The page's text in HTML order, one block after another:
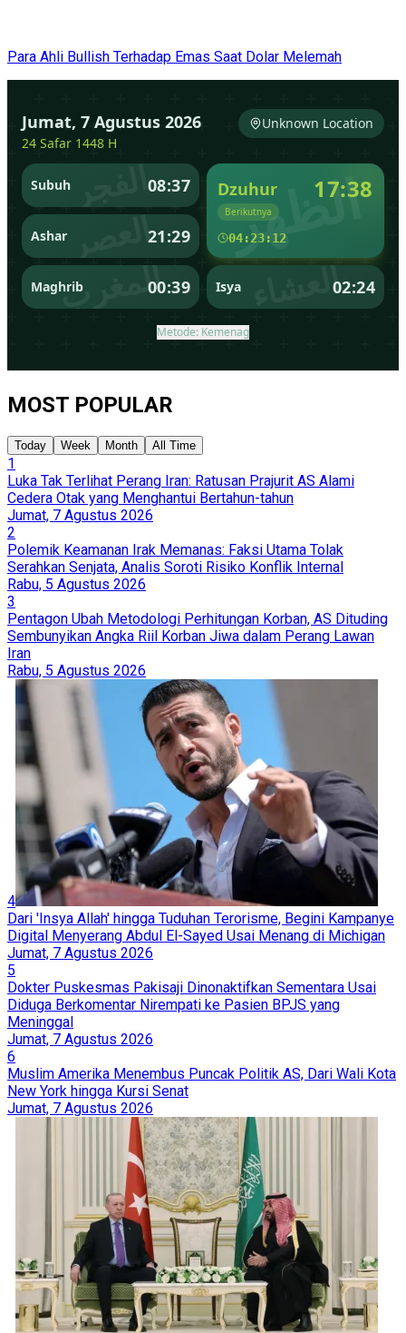
Para Ahli Bullish Terhadap Emas Saat Dolar Melemah
MOST POPULAR
Today Week Month All Time
1
Luka Tak Terlihat Perang Iran: Ratusan Prajurit AS Alami
Cedera Otak yang Menghantui Bertahun-tahun
Jumat, 7 Agustus 2026
2
Polemik Keamanan Irak Memanas: Faksi Utama Tolak
Serahkan Senjata, Analis Soroti Risiko Konflik Internal
Rabu, 5 Agustus 2026
3
Pentagon Ubah Metodologi Perhitungan Korban, AS Dituding
Sembunyikan Angka Riil Korban Jiwa dalam Perang Lawan
Iran
Rabu, 5 Agustus 2026
4
Dari 'Insya Allah' hingga Tuduhan Terorisme, Begini Kampanye
Digital Menyerang Abdul El-Sayed Usai Menang di Michigan
Jumat, 7 Agustus 2026
5
Dokter Puskesmas Pakisaji Dinonaktifkan Sementara Usai
Diduga Berkomentar Nirempati ke Pasien BPJS yang
Meninggal
Jumat, 7 Agustus 2026
6
Muslim Amerika Menembus Puncak Politik AS, Dari Wali Kota
New York hingga Kursi Senat
Jumat, 7 Agustus 2026